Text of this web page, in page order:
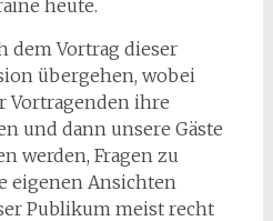
heute.
dem Vortrag dieser
übergehen, wobei
Vortragenden ihre
und dann unsere Gäste
werden, Fragen zu
eigenen Ansichten
Publikum meist recht